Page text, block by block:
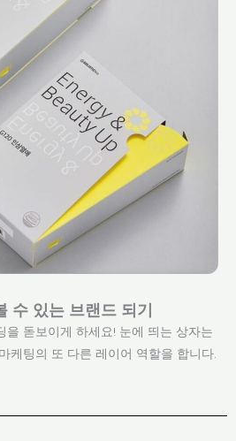
수 있는 브랜드 되기
을 돋보이게 하세요! 눈에 띄는 상자는
케팅의 또 다른 레이어 역할을 합니다.